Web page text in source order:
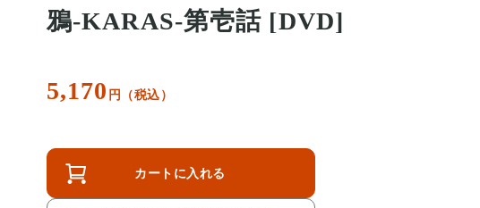
鴉-KARAS-第壱話 [DVD]
5,170 円（税込）
カートに入れる